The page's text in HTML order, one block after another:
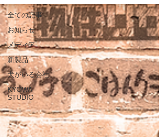
全ての記事
お知らせ
メディア
新製品
犬がいる会社
KYOWA
STUDIO